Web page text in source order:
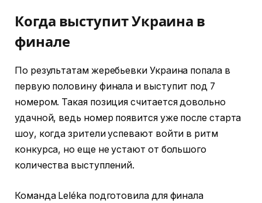
Когда выступит Украина в
финале
По результатам жеребьевки Украина попала в
первую половину финала и выступит под 7
номером. Такая позиция считается довольно
удачной, ведь номер появится уже после старта
шоу, когда зрители успевают войти в ритм
конкурса, но еще не устают от большого
количества выступлений.
Команда Leléka подготовила для финала